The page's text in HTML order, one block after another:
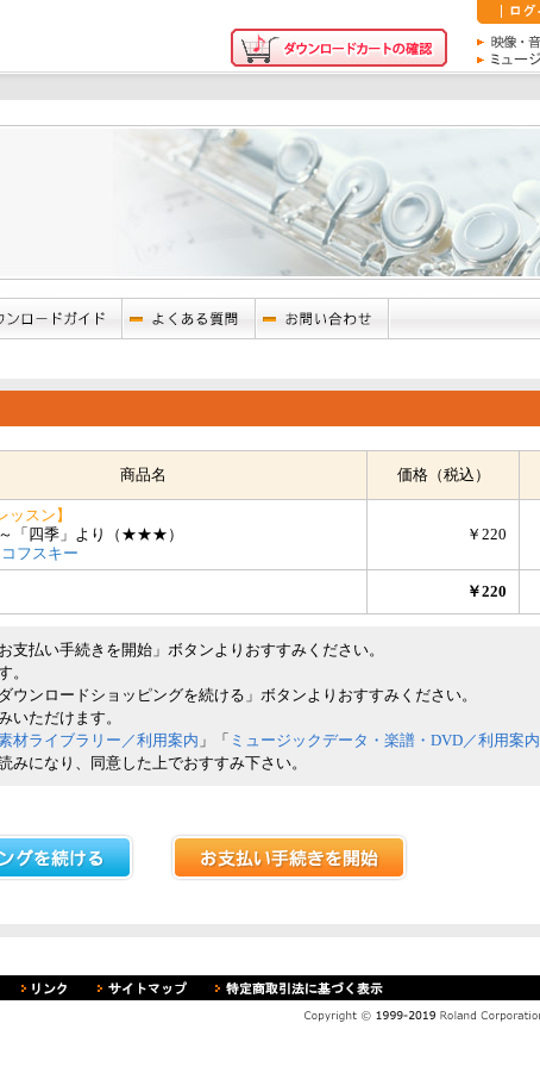
商品名 価格（税込）
ッスン】
～「四季」より（★★★）
フスキー
￥220
￥220
払い手続きを開始」ボタンよりおすすみください。
。
ンロードショッピングを続ける」ボタンよりおすすみください。
いただけます。
材ライブラリー／利用案内 」「 ミュージックデータ・楽譜・DVD／利用案内
みになり、同意した上でおすすみ下さい。